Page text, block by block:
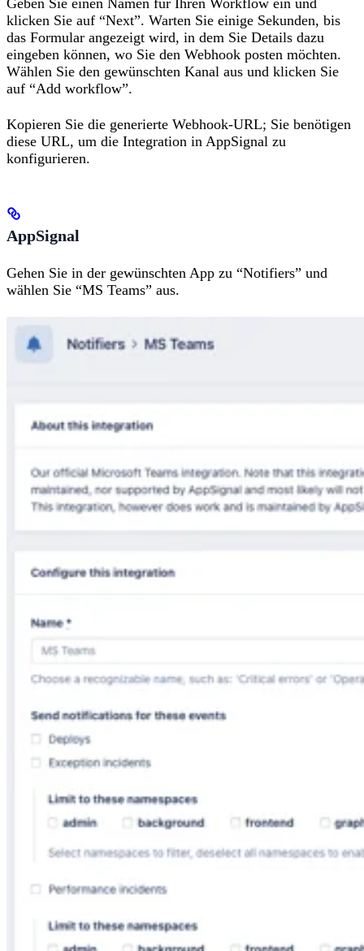
Geben Sie einen Namen für Ihren Workflow ein und
klicken Sie auf “Next”. Warten Sie einige Sekunden, bis
das Formular angezeigt wird, in dem Sie Details dazu
eingeben können, wo Sie den Webhook posten möchten.
Wählen Sie den gewünschten Kanal aus und klicken Sie
auf “Add workflow”.
Kopieren Sie die generierte Webhook-URL; Sie benötigen
diese URL, um die Integration in AppSignal zu
konfigurieren.
AppSignal
Gehen Sie in der gewünschten App zu “Notifiers” und
wählen Sie “MS Teams” aus.